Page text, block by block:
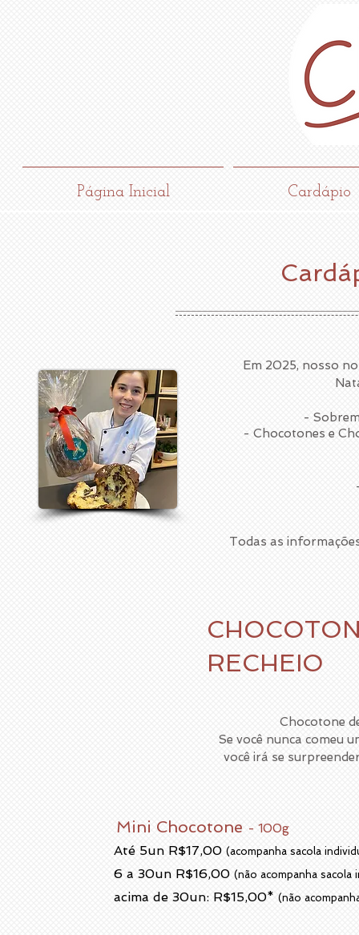
Página Inicial Cardápio
Em 2025, nosso
-
- Chocotones e
Todas as
RECHEIO
Chocotone
Se você nunca comeu
você irá se
Mini Chocotone - 100g
Até 5un R$17,00 (acompanha sacola
6 a 30un R$16,00 (não acompanha sacola
acima de 30un: R$15,00* (não